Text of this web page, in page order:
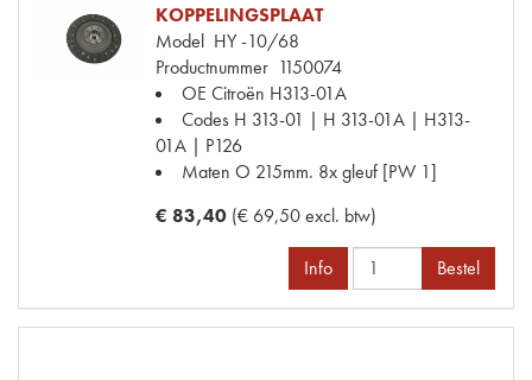
KOPPELINGSPLAAT
Model HY -10/68
Productnummer 1150074
OE Citroën H313-01A
Codes H 313-01 | H 313-01A | H313-
01A | P126
Maten O 215mm. 8x gleuf [PW 1]
€ 83,40 (€ 69,50 excl. btw)
Info Bestel